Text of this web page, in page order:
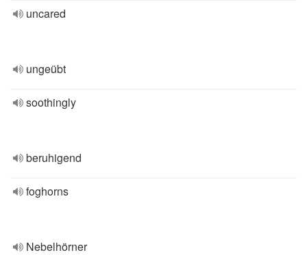
uncared
ungeübt
soothingly
beruhigend
foghorns
Nebelhörner